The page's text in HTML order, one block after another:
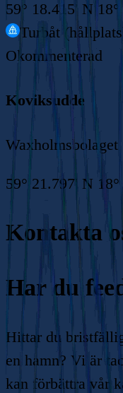
59° 18.415' N
Turbåt
Okommenterad
Koviksudde
Waxholmsbolaget
59° 21.797' N
Kontakta
Har du
Hittar du
en hamn? Vi är
kan förbättra vår